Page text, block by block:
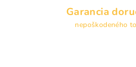
Garancia
nepoškodeného